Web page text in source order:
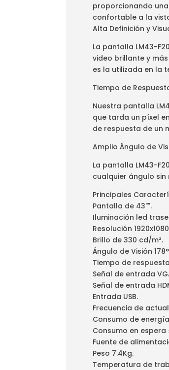
proporcionando
confortable a la
Alta Definición y
La pantalla LM43-
video brillante y
es la utilizada en la
Tiempo de
Nuestra pantalla
que tarda un píxel
de respuesta de un
Amplio Ángulo de
La pantalla LM43-
cualquier ángulo
Principales
Pantalla de 43"".
Iluminación led
Resolución
Brillo de 330 cd/m².
Ángulo de Visión
Tiempo de
Señal de entrada
Señal de entrada
Entrada USB.
Frecuencia de
Consumo de
Consumo en espera
Fuente de
Peso 7.4Kg.
Temperatura de